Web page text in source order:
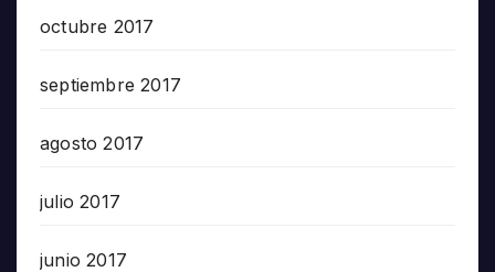
octubre 2017
septiembre 2017
agosto 2017
julio 2017
junio 2017